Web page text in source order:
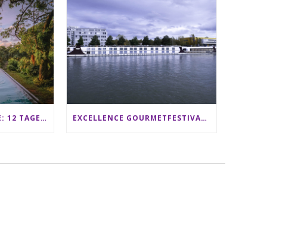
SRI LANKA RUNDREISE: 12 TAGE ZWISCHEN ELEFANTEN, TEEPLANTAGEN & STRAND ALS FAMILIE EXCELLENCE GOURMETFESTIVAL ´25: ZWEI STERNEKÖCHE ANTONIO GUIDA & DARIO MORESCO VERWÖHNEN IHRE GÄSTE AUF EINER LUXERIÖSEN SCHIFFSREISE